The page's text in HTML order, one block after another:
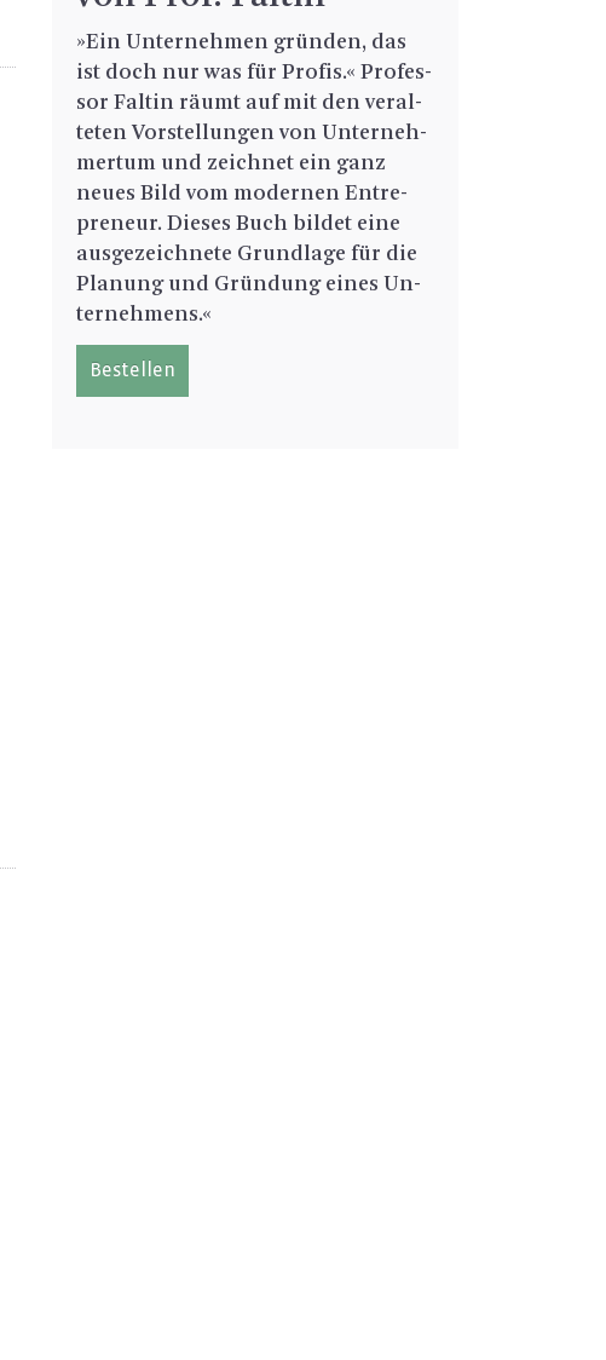
»Ein Un­ter­neh­men grün­den, das
ist doch nur was für Pro­fis.« Pro­fes­
sor Fal­tin räumt auf mit den ver­al­
te­ten Vor­stel­lun­gen von Un­ter­neh­
mer­tum und zeich­net ein ganz
neues Bild vom mo­der­nen En­tre­
pre­neur. Die­ses Buch bil­det eine
aus­ge­zeich­ne­te Grund­la­ge für die
Pla­nung und Grün­dung eines Un­
ter­neh­mens.«
Be­stel­len